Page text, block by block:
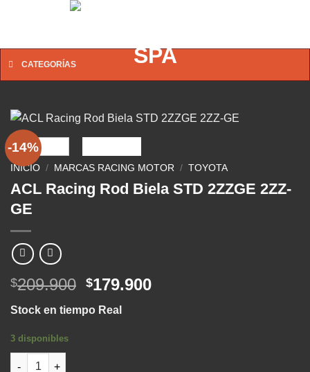
CATEGORÍAS
-14%
INICIO / MARCAS RACING MOTOR / TOYOTA
ACL Racing Rod Biela STD 2ZZGE 2ZZ-
GE
$209.900 El
original
$179.900El
Stock en tiempo Real
3 disponibles
ACL Racing Rod Biela STD 2ZZGE 2ZZ-GE cantidad